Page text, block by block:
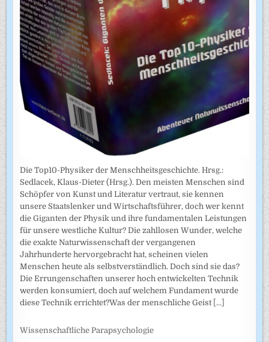
Die Top10-Physiker der Menschheitsgeschichte. Hrsg.:
Sedlacek, Klaus-Dieter (Hrsg.). Den meisten Menschen sind
Schöpfer von Kunst und Literatur vertraut, sie kennen
unsere Staatslenker und Wirtschaftsführer, doch wer kennt
die Giganten der Physik und ihre fundamentalen Leistungen
für unsere westliche Kultur? Die zahllosen Wunder, welche
die exakte Naturwissenschaft der vergangenen
Jahrhunderte hervorgebracht hat, scheinen vielen
Menschen heute als selbstverständlich. Doch sind sie das?
Die Errungenschaften unserer hoch entwickelten Technik
werden konsumiert, doch auf welchem Fundament wurde
diese Technik errichtet?Was der menschliche Geist [...]
Wissenschaftliche Parapsychologie